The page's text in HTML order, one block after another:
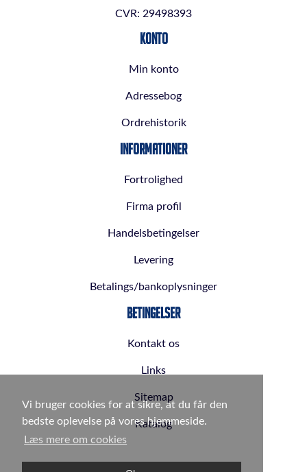
Vi bruger cookies for at sikre, at du får den
bedste oplevelse på vores hjemmeside.
Læs mere om cookies
CVR: 29498393
Konto
Min konto
Adressebog
Ordrehistorik
Informationer
Fortrolighed
Firma profil
Handelsbetingelser
Levering
Betalings/bankoplysninger
Betingelser
Kontakt os
Links
Sitemap
Katalog